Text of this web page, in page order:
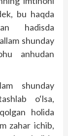
bu haqda
hadisda
shunday
anhudan
shunday
o‘lsa,
holida
zahar ichib,